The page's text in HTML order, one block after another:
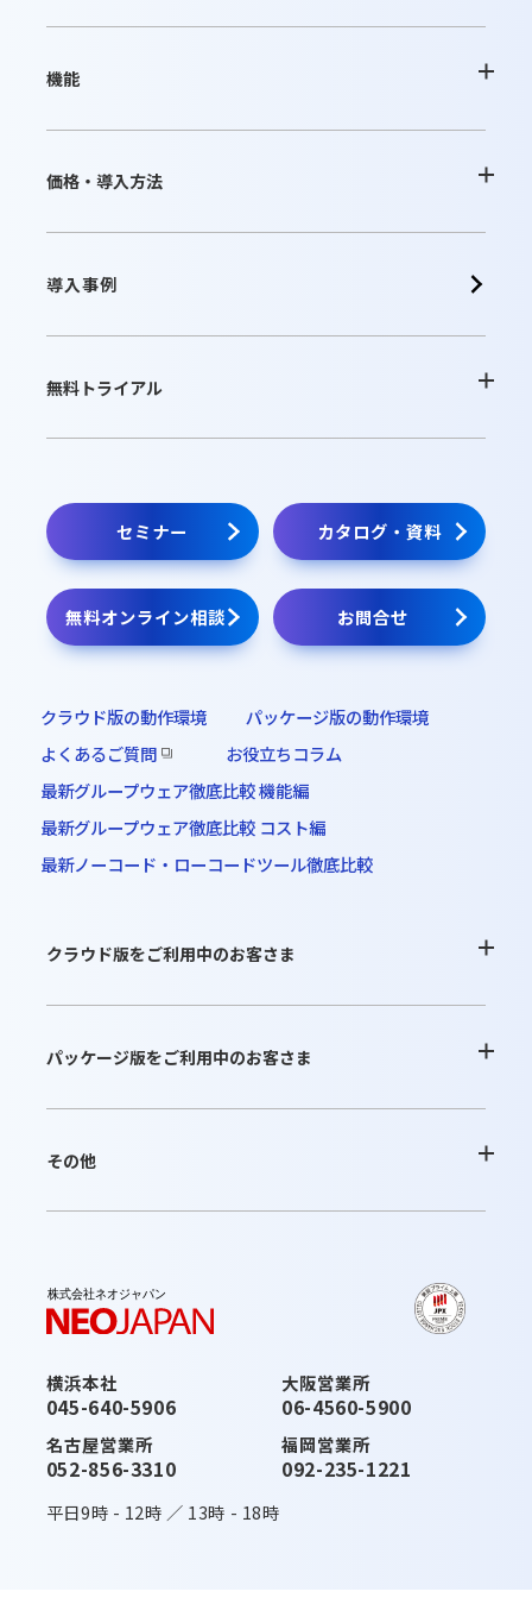
desknetʼs NEOの特長
クラウド版の特長
機能
基本機能一覧
連携ツール
価格・導入方法
クラウド版
販売パートナー
導入事例
無料トライアル
パッケージ版インストーラー
オンラインデモ
セミナー カタログ・資料
無料オンライン相談 お問合せ
クラウド版の動作環境
パッケージ版の動作環境
よくあるご質問
お役立ちコラム
最新グループウェア徹底比較 機能編
最新グループウェア徹底比較 コスト編
最新ノーコード・ローコードツール徹底比較
クラウド版をご利用中のお客さま
ご利用内容の変更
お知らせ
活用ガイド・その他のサポート
パッケージ版をご利用中のお客さま
最新版へのアップデート
お知らせ
その他
これから運用を開始されるお客さま
みなとデスクネッツ（メディア）
契約約款一覧
横浜本社
045-640-5906
大阪営業所
06-4560-5900
名古屋営業所
052-856-3310
福岡営業所
092-235-1221
平日9時 - 12時 ／ 13時 - 18時